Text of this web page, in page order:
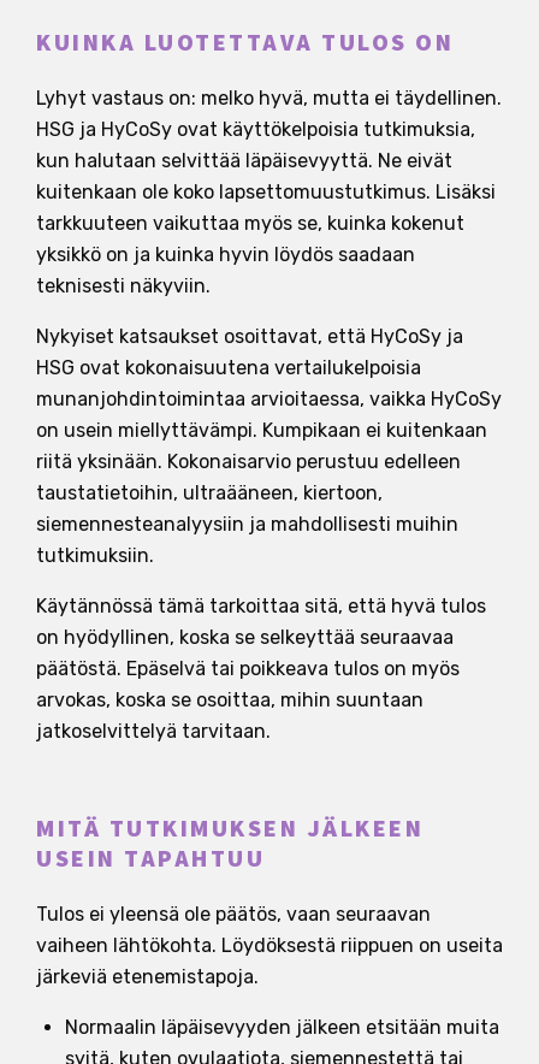
KUINKA LUOTETTAVA TULOS ON
Lyhyt vastaus on: melko hyvä, mutta ei täydellinen.
HSG ja HyCoSy ovat käyttökelpoisia tutkimuksia,
kun halutaan selvittää läpäisevyyttä. Ne eivät
kuitenkaan ole koko lapsettomuustutkimus. Lisäksi
tarkkuuteen vaikuttaa myös se, kuinka kokenut
yksikkö on ja kuinka hyvin löydös saadaan
teknisesti näkyviin.
Nykyiset katsaukset osoittavat, että HyCoSy ja
HSG ovat kokonaisuutena vertailukelpoisia
munanjohdintoimintaa arvioitaessa, vaikka HyCoSy
on usein miellyttävämpi. Kumpikaan ei kuitenkaan
riitä yksinään. Kokonaisarvio perustuu edelleen
taustatietoihin, ultraääneen, kiertoon,
siemennesteanalyysiin ja mahdollisesti muihin
tutkimuksiin.
Käytännössä tämä tarkoittaa sitä, että hyvä tulos
on hyödyllinen, koska se selkeyttää seuraavaa
päätöstä. Epäselvä tai poikkeava tulos on myös
arvokas, koska se osoittaa, mihin suuntaan
jatkoselvittelyä tarvitaan.
MITÄ TUTKIMUKSEN JÄLKEEN
USEIN TAPAHTUU
Tulos ei yleensä ole päätös, vaan seuraavan
vaiheen lähtökohta. Löydöksestä riippuen on useita
järkeviä etenemistapoja.
Normaalin läpäisevyyden jälkeen etsitään muita
syitä, kuten ovulaatiota, siemennestettä tai